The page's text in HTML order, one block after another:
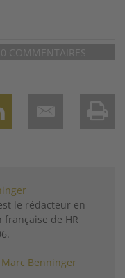
0 COMMENTAIRES
le rédacteur en
française de HR
Marc Benninger